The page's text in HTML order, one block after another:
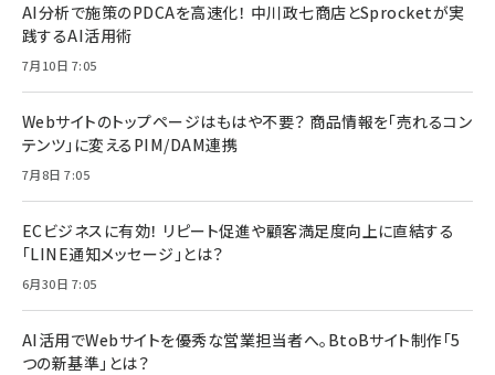
AI分析で施策のPDCAを高速化！ 中川政七商店とSprocketが実
践するAI活用術
7月10日 7:05
Webサイトのトップページはもはや不要？ 商品情報を「売れるコン
テンツ」に変えるPIM/DAM連携
7月8日 7:05
ECビジネスに有効！ リピート促進や顧客満足度向上に直結する
「LINE通知メッセージ」とは？
6月30日 7:05
AI活用でWebサイトを優秀な営業担当者へ。BtoBサイト制作「5
つの新基準」とは？